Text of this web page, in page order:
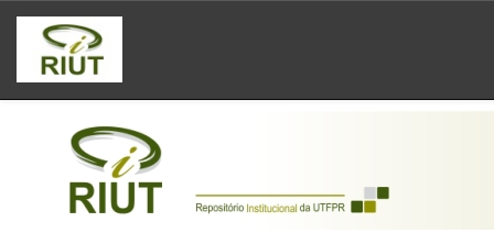
Skip
navigation